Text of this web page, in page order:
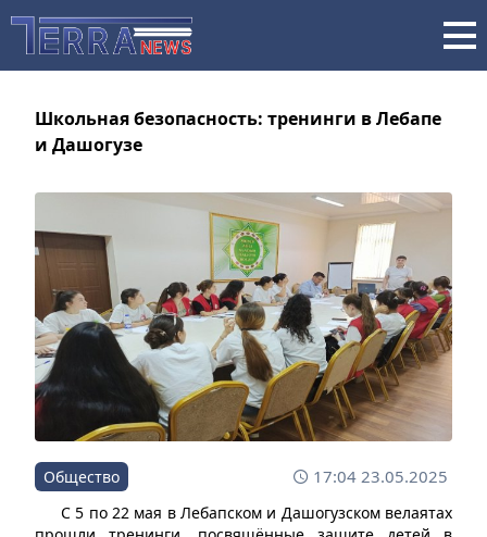
Школьная безопасность: тренинги в Лебапе
и Дашогузе
Общество 17:04 23.05.2025
С 5 по 22 мая в Лебапском и Дашогузском велаятах